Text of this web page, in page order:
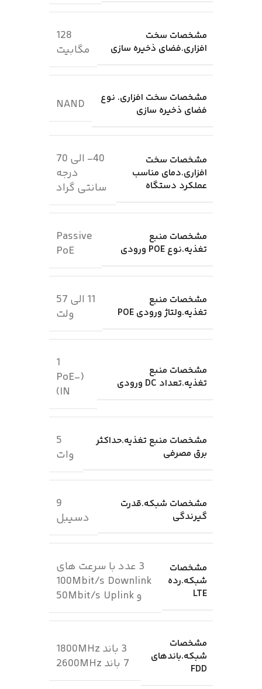
مشخصات سخت
افزاری.فضای ذخیره سازی
128
مگابیت
مشخصات سخت افزاری. نوع
فضای ذخیره سازی
NAND
مشخصات سخت
افزاری.دمای مناسب
عملکرد دستگاه
40- الی 70
درجه
سانتی گراد
مشخصات منبع
تغذیه.نوع POE ورودی
Passive
PoE
مشخصات منبع
تغذیه.ولتاژ ورودی POE
11 الی 57
ولت
مشخصات منبع
تغذیه.تعداد DC ورودی
1
(PoE-
IN)
مشخصات منبع تغذیه.حداکثر
برق مصرفی
5
وات
مشخصات شبکه.قدرت
گیرندگی
9
دسیبل
مشخصات
شبکه.رده
LTE
3 عدد با سرعت های
100Mbit/s Downlink
و 50Mbit/s Uplink
مشخصات
شبکه.باندهای
FDD
3 باند 1800MHz
7 باند 2600MHz